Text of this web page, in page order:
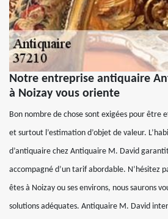
Notre entreprise antiquaire
à Noizay vous oriente
Bon nombre de chose sont exigées pour être
et surtout l’estimation d’objet de valeur.
d’antiquaire chez Antiquaire M. David
accompagné d’un tarif abordable. N’hésitez
êtes à Noizay ou ses environs, nous saurons
solutions adéquates. Antiquaire M. David